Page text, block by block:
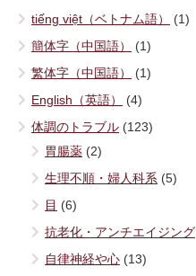
tiếng việt（ベトナム語）
(1)
簡体字（中国語）
(1)
繁体字（中国語）
(1)
English（英語）
(4)
体調のトラブル (123)
胃腸薬 (2)
生理不順・婦人科系 (5)
目 (6)
抗老化・アンチエイジング
自律神経や心 (13)